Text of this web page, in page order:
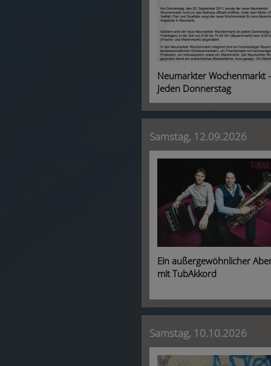
Neumarkter Wochenmarkt -
Jeden Donnerstag
Samstag, 12.09.2026
Ein außergewöhnlicher
mit TubAkkord
Samstag, 10.10.2026